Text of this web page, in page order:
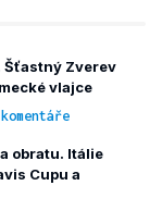
Šťastný Zverev
vlajce
obratu. Itálie
Cupu a